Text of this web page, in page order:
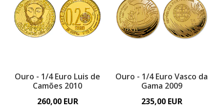
Ouro - 1/4 Euro Luis de
Camões 2010
260,00 EUR
Ouro - 1/4 Euro Vasco da
Gama 2009
235,00 EUR